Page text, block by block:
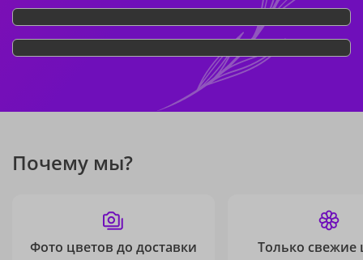
Почему мы?
Фото цветов до доставки Только свежие